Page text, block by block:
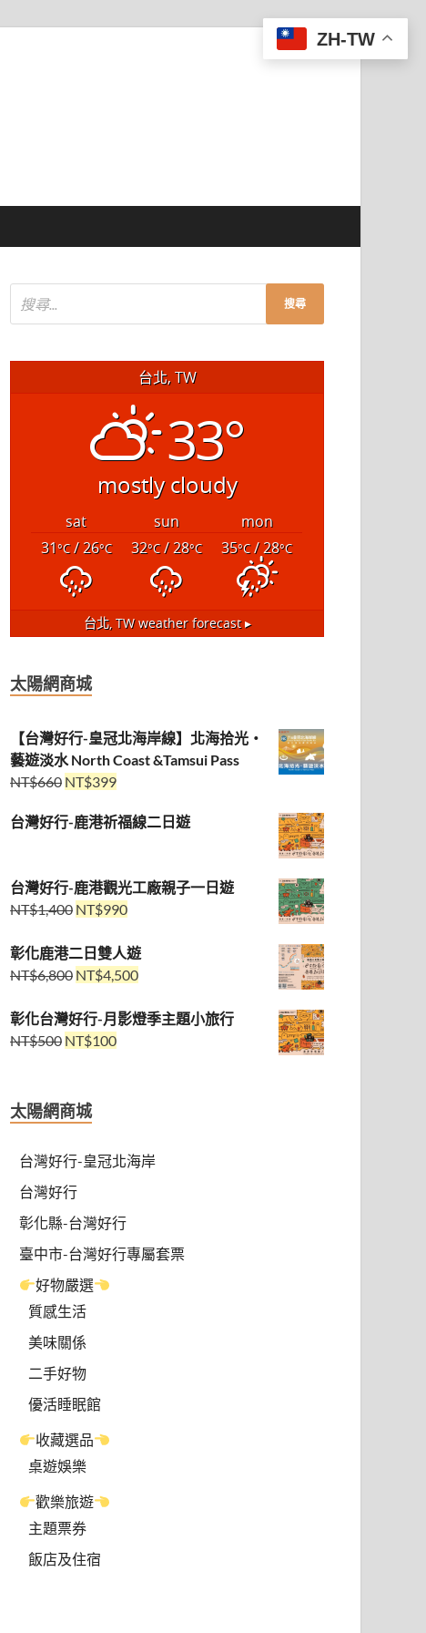
台北, TW
33°
mostly cloudy
sat sun
mon
31°C/ 26°C 32°C/ 28°C 35°C/ 28°C
台北, TWweather forecast ▸
太陽網商城
【台灣好行-皇冠北海岸線】北海拾光・
藝遊淡水 North Coast &Tamsui Pass
NT$660 NT$399
台灣好行-鹿港祈福線二日遊
台灣好行-鹿港觀光工廠親子一日遊
NT$1,400 NT$990
彰化鹿港二日雙人遊
NT$6,800 NT$4,500
彰化台灣好行-月影燈季主題小旅行
NT$500 NT$100
太陽網商城
台灣好行-皇冠北海岸
台灣好行
彰化縣-台灣好行
臺中市-台灣好行專屬套票
好物嚴選
質感生活
美味關係
二手好物
優活睡眠館
收藏選品
桌遊娛樂
歡樂旅遊
主題票券
飯店及住宿
ZH-TW